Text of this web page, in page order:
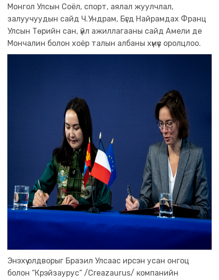
Монгол Улсын Соёл, спорт, аялал жуулчлал,
залуучуудын сайд Ч.Ундрам, Бүгд Найрамдах Франц
Улсын Төрийн сан, үйл ажиллагааны сайд Амели де
Мончалин болон хоёр талын албаны хүмүүс оролцлоо.
Энэхүү олдворыг Бразил Улсаас ирсэн усан онгоц
болон “Крэйзаурус” /Creazaurus/ компанийн